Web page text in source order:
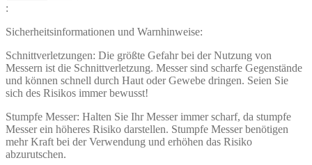
:
Sicherheitsinformationen und Warnhinweise:
Schnittverletzungen: Die größte Gefahr bei der Nutzung von
Messern ist die Schnittverletzung. Messer sind scharfe Gegenstände
und können schnell durch Haut oder Gewebe dringen. Seien Sie
sich des Risikos immer bewusst!
Stumpfe Messer: Halten Sie Ihr Messer immer scharf, da stumpfe
Messer ein höheres Risiko darstellen. Stumpfe Messer benötigen
mehr Kraft bei der Verwendung und erhöhen das Risiko
abzurutschen.